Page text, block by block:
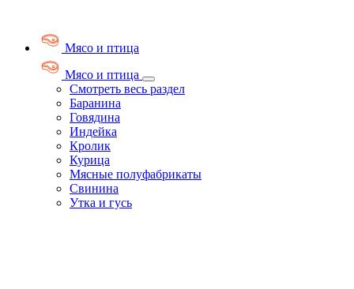
Мясо и птица
Мясо и птица
Смотреть весь раздел
Баранина
Говядина
Индейка
Кролик
Курица
Мясные полуфабрикаты
Свинина
Утка и гусь